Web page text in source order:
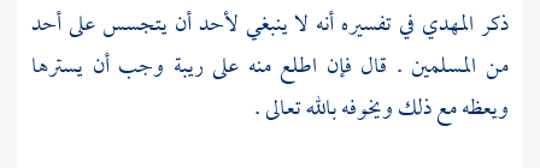
ذكرالمهدي في تفسيره أنه لا ينبغي لأحد أن يتجسس على أحد
من المسلمين . قال فإن اطلع منه على ريبة وجب أن يسترها
ويعظه مع ذلك ويخوفه بالله تعالى .